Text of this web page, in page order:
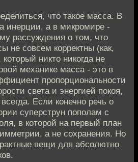
что такое масса. В
инерции, а в микромире -
рассуждения о том, что
не совсем корректны (как,
никто никогда не
механике масса - это в
пропорциональности
света и энергией покоя,
Если конечно речь о
суперструн пополам с
в которой на первый план
а не сохранения. Но
вещи для абсолютно